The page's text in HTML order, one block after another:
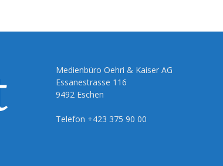
Medienbüro Oehri & Kaiser AG
Essanestrasse 116
9492 Eschen
Telefon +423 375 90 00